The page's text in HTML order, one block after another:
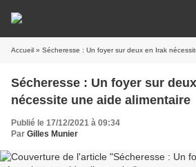
Accueil » Sécheresse : Un foyer sur deux en Irak
Sécheresse : Un foyer sur
nécessite une aide alimentaire
Publié le 17/12/2021 à 09:34
Par Gilles Munier